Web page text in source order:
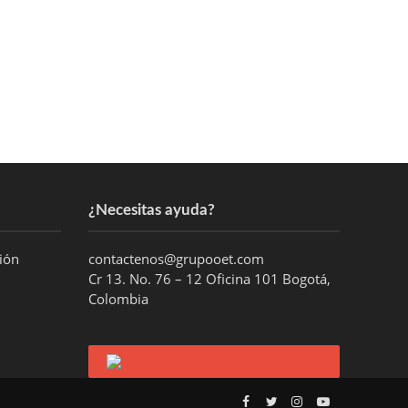
¿Necesitas ayuda?
contactenos@grupooet.com
Cr 13. No. 76 – 12 Oficina 101 Bogotá,
Colombia